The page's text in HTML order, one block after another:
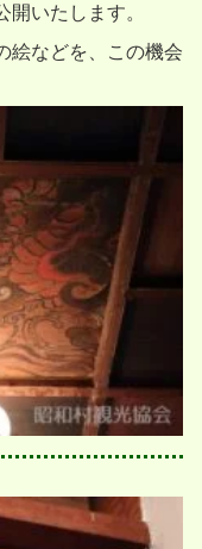
開いたします。
絵などを、この機会